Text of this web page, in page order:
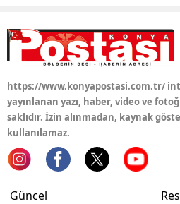
https://www.konyapostasi.com.tr/
yayınlanan yazı, haber, video ve
saklıdır. İzin alınmadan, kaynak
kullanılamaz.
Güncel